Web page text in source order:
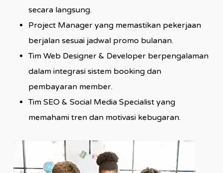
secara langsung.
Project Manager yang memastikan pekerjaan
berjalan sesuai jadwal promo bulanan.
Tim Web Designer & Developer berpengalaman
dalam integrasi sistem booking dan
pembayaran member.
Tim SEO & Social Media Specialist yang
memahami tren dan motivasi kebugaran.